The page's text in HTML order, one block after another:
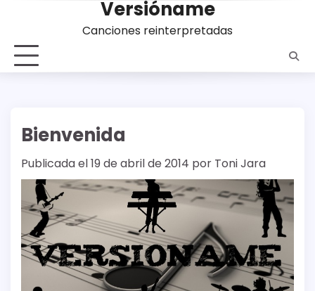
contenido
Versióname
Canciones reinterpretadas
Bienvenida
Publicada el19 de abril de 2014 por Toni Jara